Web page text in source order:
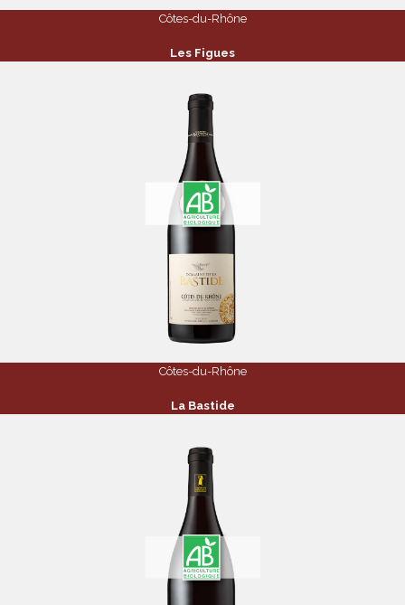
Côtes-du-Rhône
Les Figues
Côtes-du-Rhône
La Bastide